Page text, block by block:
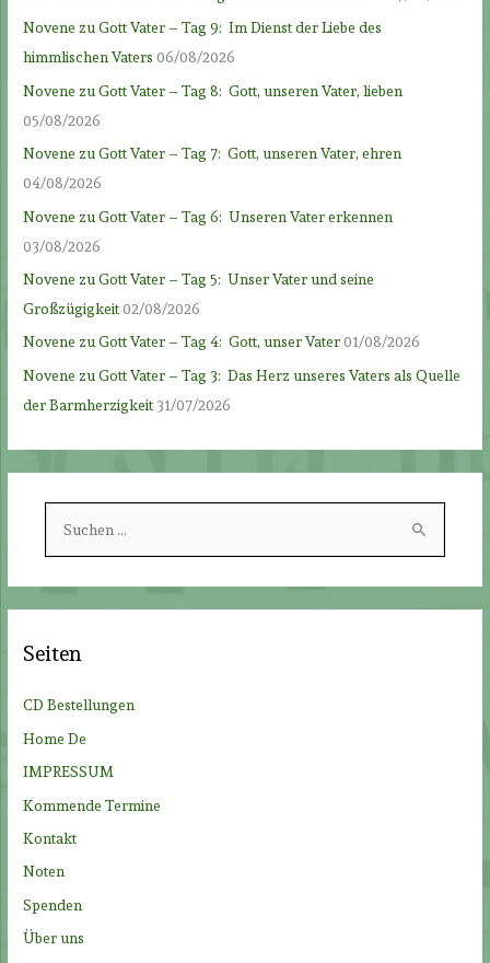
Novene zu Gott Vater – Tag 9: Im Dienst der Liebe des
himmlischen Vaters 06/08/2026
Novene zu Gott Vater – Tag 8: Gott, unseren Vater, lieben
05/08/2026
Novene zu Gott Vater – Tag 7: Gott, unseren Vater, ehren
04/08/2026
Novene zu Gott Vater – Tag 6: Unseren Vater erkennen
03/08/2026
Novene zu Gott Vater – Tag 5: Unser Vater und seine
Großzügigkeit02/08/2026
Novene zu Gott Vater – Tag 4: Gott, unser Vater01/08/2026
Novene zu Gott Vater – Tag 3: Das Herz unseres Vaters als Quelle
der Barmherzigkeit 31/07/2026
n
h
:
Seiten
CD Bestellungen
Home De
IMPRESSUM
Kommende Termine
Kontakt
Noten
Spenden
Über uns